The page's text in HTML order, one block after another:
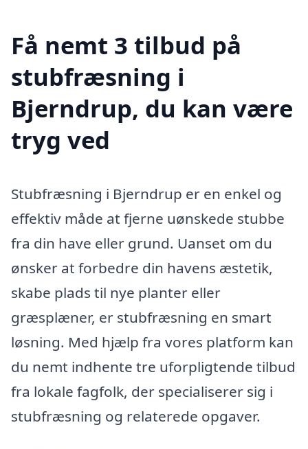
Få nemt 3 tilbud på
stubfræsning i
Bjerndrup, du kan være
tryg ved
Stubfræsning i Bjerndrup er en enkel og
effektiv måde at fjerne uønskede stubbe
fra din have eller grund. Uanset om du
ønsker at forbedre din havens æstetik,
skabe plads til nye planter eller
græsplæner, er stubfræsning en smart
løsning. Med hjælp fra vores platform kan
du nemt indhente tre uforpligtende tilbud
fra lokale fagfolk, der specialiserer sig i
stubfræsning og relaterede opgaver.